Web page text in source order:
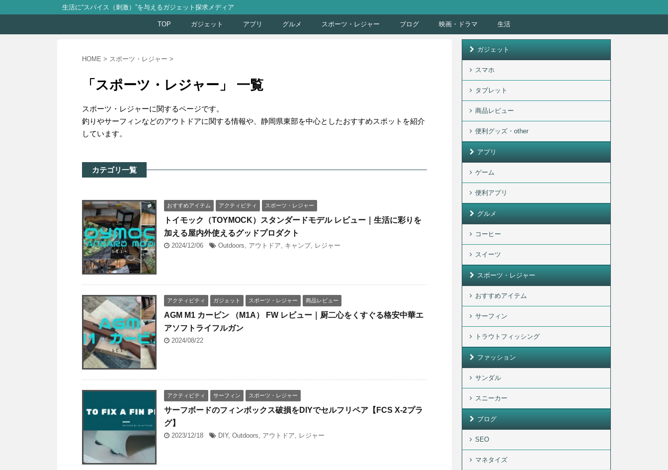
生活に“スパイス（刺激）”を与えるガジェット探求メディア
TOP ガジェット アプリ グルメ スポーツ・レジャー ブログ 映画・ドラマ 生活
HOME > スポーツ・レジャー >
「スポーツ・レジャー」 一覧
スポーツ・レジャーに関するページです。
釣りやサーフィンなどのアウトドアに関する情報や、静岡県東部を中心としたおすすめスポットを紹介
しています。
カテゴリ一覧
おすすめアイテム アクティビティ スポーツ・レジャー
トイモック（TOYMOCK）スタンダードモデル レビュー｜生活に彩りを
加える屋内外使えるグッドプロダクト
2024/12/06 Outdoors, アウトドア, キャンプ, レジャー
アクティビティ ガジェット スポーツ・レジャー 商品レビュー
AGM M1 カービン （M1A） FW レビュー｜厨二心をくすぐる格安中華エ
アソフトライフルガン
2024/08/22
アクティビティ サーフィン スポーツ・レジャー
サーフボードのフィンボックス破損をDIYでセルフリペア【FCS X-2プラ
グ】
2023/12/18 DIY, Outdoors, アウトドア, レジャー
ガジェット
スマホ
タブレット
商品レビュー
便利グッズ・other
アプリ
ゲーム
便利アプリ
グルメ
コーヒー
スイーツ
スポーツ・レジャー
おすすめアイテム
サーフィン
トラウトフィッシング
ファッション
サンダル
スニーカー
ブログ
SEO
マネタイズ